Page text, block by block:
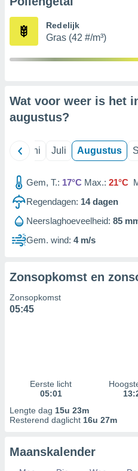
partners Redelijk
Gras (42 #/m³)
Wat voor weer is het
augustus?
Juni Juli Augustus
Gem, T.: 17°C Max.: 21°C
Regendagen: 14dagen
Neerslaghoeveelheid: 85
Gem. wind: 4 m/s
Zonsopkomst en
Zonsopkomst
05:45
Eerste licht
05:01
Lengte dag 15u 23m
Resterend daglicht 16u 27m
Maanskalender